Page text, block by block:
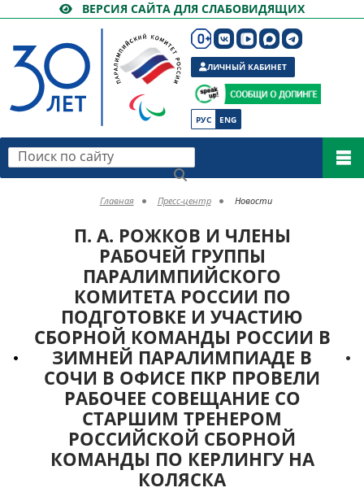
ВЕРСИЯ САЙТА ДЛЯ СЛАБОВИДЯЩИХ
РУС ENG
ЛИЧНЫЙ КАБИНЕТ
Поиск по сайту
Главная Пресс-центр Новости
П. А. РОЖКОВ И ЧЛЕНЫ
РАБОЧЕЙ ГРУППЫ
ПАРАЛИМПИЙСКОГО
КОМИТЕТА РОССИИ ПО
ПОДГОТОВКЕ И УЧАСТИЮ
СБОРНОЙ КОМАНДЫ РОССИИ В
ЗИМНЕЙ ПАРАЛИМПИАДЕ В
СОЧИ В ОФИСЕ ПКР ПРОВЕЛИ
РАБОЧЕЕ СОВЕЩАНИЕ СО
СТАРШИМ ТРЕНЕРОМ
РОССИЙСКОЙ СБОРНОЙ
КОМАНДЫ ПО КЕРЛИНГУ НА
КОЛЯСКА